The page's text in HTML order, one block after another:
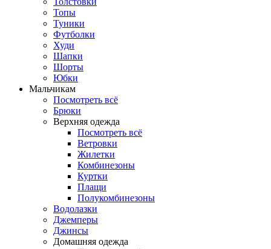
Топы
Туники
Футболки
Худи
Шапки
Шорты
Юбки
Мальчикам
Посмотреть всё
Брюки
Верхняя одежда
Посмотреть всё
Ветровки
Жилетки
Комбинезоны
Куртки
Плащи
Полукомбинезоны
Водолазки
Джемперы
Джинсы
Домашняя одежда